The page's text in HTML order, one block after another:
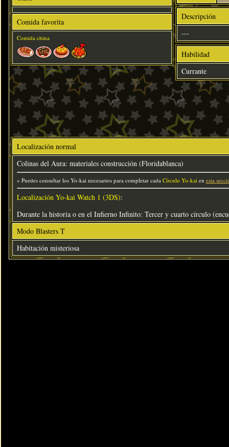
Comida favorita
Comida china
Descripción
---
Habilidad
Currante
Localización normal
Colinas del Aura: materiales construcción (Floridablanca)
» Puedes consultar los Yo-kai necesarios para completar cada Círculo Yo-kai en esta
Localización Yo-kai Watch 1 (3DS):
Durante la historia o en el Infierno Infinito: Tercer y cuarto círculo
Modo Blasters T
Habitación misteriosa